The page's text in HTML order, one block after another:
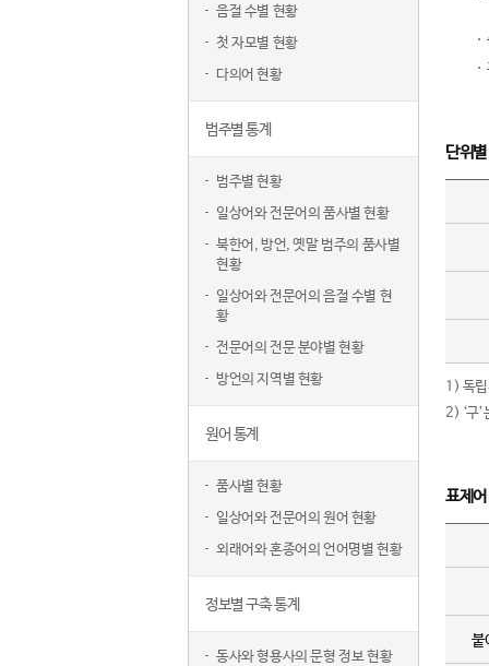
음절 수별 현황
첫 자모별 현황
다의어 현황
범주별 통계
범주별 현황
일상어와 전문어의 품사별 현황
북한어, 방언, 옛말 범주의 품사별
현황
일상어와 전문어의 음절 수별 현
황
전문어의 전문 분야별 현황
방언의 지역별 현황
원어 통계
품사별 현황
일상어와 전문어의 원어 현황
외래어와 혼종어의 언어명별 현황
정보별 구축 통계
동사와 형용사의 문형 정보 현황
단위
1) 독립
2) ‘구
표제
붙